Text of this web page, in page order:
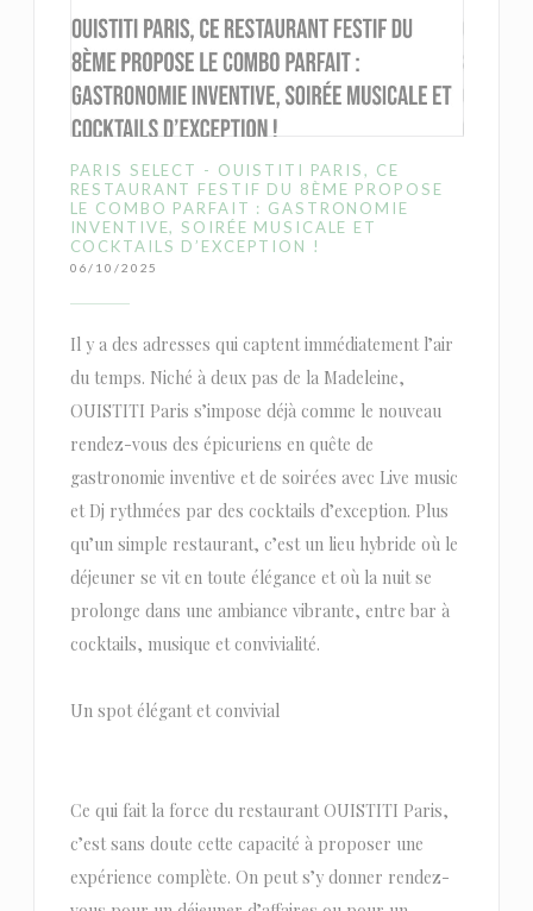
PARIS SELECT - OUISTITI PARIS, CE
RESTAURANT FESTIF DU 8ÈME PROPOSE
LE COMBO PARFAIT : GASTRONOMIE
INVENTIVE, SOIRÉE MUSICALE ET
COCKTAILS D’EXCEPTION !
06/10/2025
Il y a des adresses qui captent immédiatement l’air
du temps. Niché à deux pas de la Madeleine,
OUISTITI Paris s’impose déjà comme le nouveau
rendez-vous des épicuriens en quête de
gastronomie inventive et de soirées avec Live music
et Dj rythmées par des cocktails d’exception. Plus
qu’un simple restaurant, c’est un lieu hybride où le
déjeuner se vit en toute élégance et où la nuit se
prolonge dans une ambiance vibrante, entre bar à
cocktails, musique et convivialité.
Un spot élégant et convivial
Ce qui fait la force du restaurant OUISTITI Paris,
c’est sans doute cette capacité à proposer une
expérience complète. On peut s’y donner rendez-